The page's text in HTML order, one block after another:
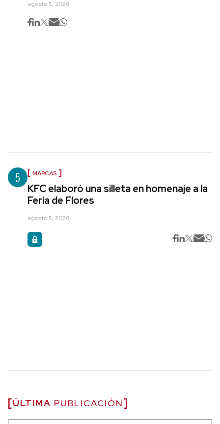
agosto 5, 2026
5 MARCAS
KFC elaboró una silleta en homenaje a la
Feria de Flores
agosto 5, 2026
ÚLTIMA PUBLICACIÓN